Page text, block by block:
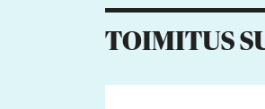
TOIMITUS